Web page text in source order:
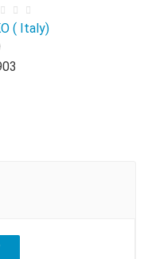
( Italy)